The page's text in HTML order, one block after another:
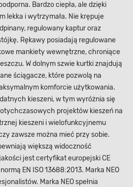
Bardzo ciepła, ale dzięki
lekka i wytrzymała. Nie krępuje
regulowany kaptur oraz
Rękawy posiadają regulowane
mankiety wewnętrzne, chroniące
W dolnym szwie kurtki znajdują
ściągacze, które pozwolą na
komforcie użytkowania.
kieszeni, w tym wyróżnia się
projektów kieszeń na
kieszeni i wielofunkcyjnemu
zawsze można mieć przy sobie.
większą widoczność
jest certyfikat europejski CE
EN ISO 13688:2013. Marka NEO
Marka NEO spełnia